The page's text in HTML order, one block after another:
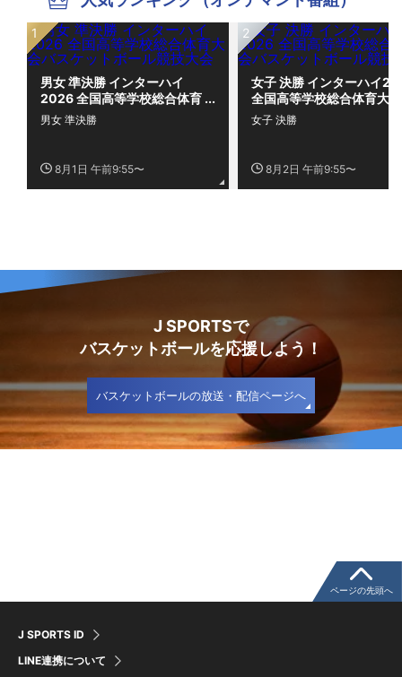
男女 準決勝 インターハイ
2026 全国高等学校総合体育
大会バスケットボール競技大
会
8月1日 午前9:55〜
男女 準決勝
女子 決勝 インターハイ
全国高等学校総合体育大
スケットボール競技大会
8月2日 午前9:55〜
女子 決勝
J SPORTSで
バスケットボールを応援しよう！
バスケットボールの放送・配信ページへ
J SPORTS ID
LINE連携について
ページの先頭へ